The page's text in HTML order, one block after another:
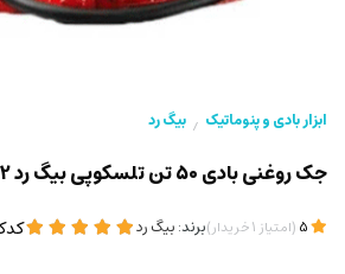
ابزار بادی و پنوماتیک / بیگ رد
جک روغنی بادی 50 تن تلسکوپی بیگ رد TRQ50002
(امتیاز 1خریدار)برند:بیگ رد